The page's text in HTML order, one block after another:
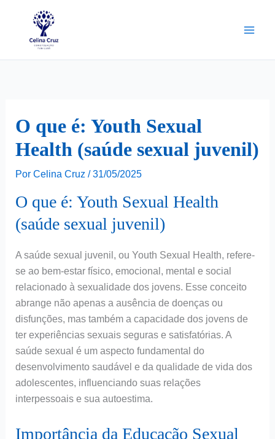
O que é: Youth Sexual
Health (saúde sexual juvenil)
Por Celina Cruz / 31/05/2025
O que é: Youth Sexual Health
(saúde sexual juvenil)
A saúde sexual juvenil, ou Youth Sexual Health, refere-
se ao bem-estar físico, emocional, mental e social
relacionado à sexualidade dos jovens. Esse conceito
abrange não apenas a ausência de doenças ou
disfunções, mas também a capacidade dos jovens de
ter experiências sexuais seguras e satisfatórias. A
saúde sexual é um aspecto fundamental do
desenvolvimento saudável e da qualidade de vida dos
adolescentes, influenciando suas relações
interpessoais e sua autoestima.
Importância da Educação Sexual